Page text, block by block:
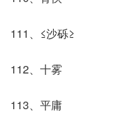
111、≤沙砾≥
112、十雾
113、平庸